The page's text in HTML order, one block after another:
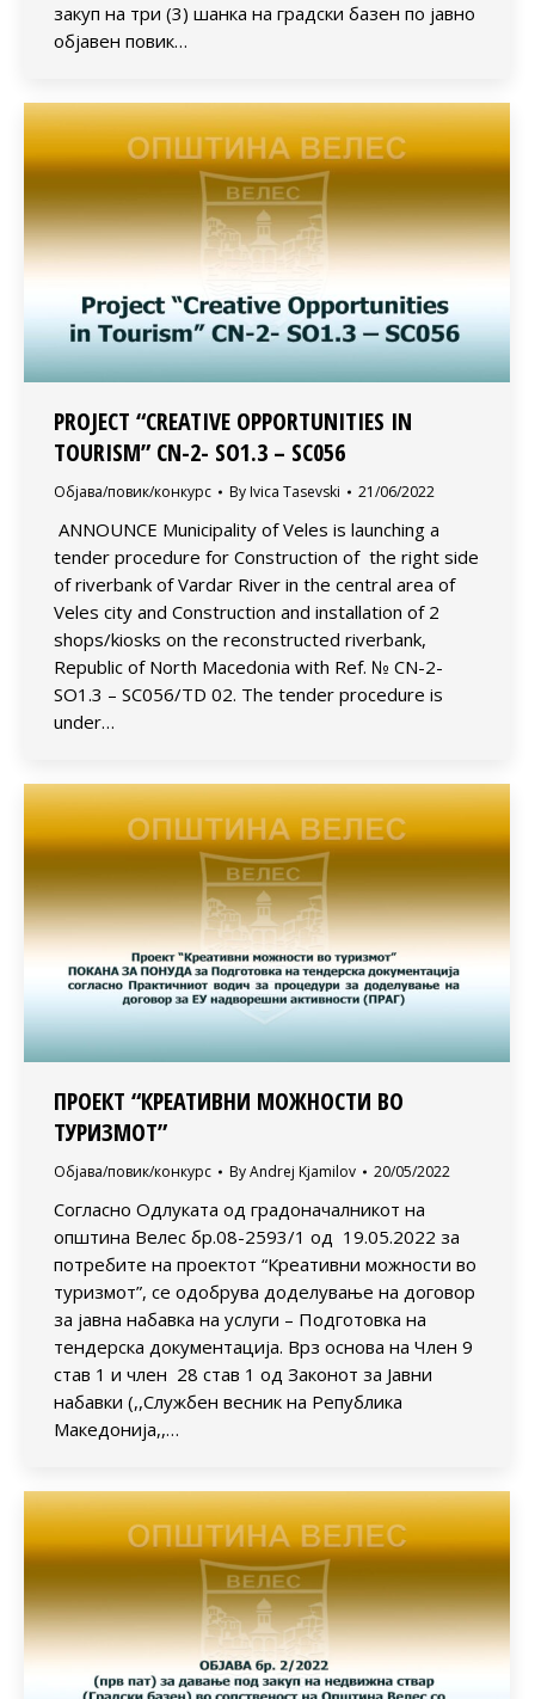
закуп на три (3) шанка на градски базен по јавно
објавен повик…
PROJECT “CREATIVE OPPORTUNITIES IN
TOURISM” CN-2- SO1.3 – SC056
Објава/повик/конкурс By Ivica Tasevski 21/06/2022
ANNOUNCE Municipality of Veles is launching a
tender procedure for Construction of the right side
of riverbank of Vardar River in the central area of
Veles city and Construction and installation of 2
shops/kiosks on the reconstructed riverbank,
Republic of North Macedonia with Ref. № CN-2-
SO1.3 – SC056/TD 02. The tender procedure is
under…
ПРОЕКТ “КРЕАТИВНИ МОЖНОСТИ ВО
ТУРИЗМОТ”
Објава/повик/конкурс ByAndrej Kjamilov 20/05/2022
Согласно Одлуката од градоначалникот на
општина Велес бр.08-2593/1 од 19.05.2022 за
потребите на проектот “Креативни можности во
туризмот”, се одобрува доделување нa договор
за јавна набавка на услуги – Подготовка на
тендерска документација. Врз основа на Член 9
став 1 и член 28 став 1 од Законот за Јавни
набавки (,,Службен весник на Република
Македонија,,…